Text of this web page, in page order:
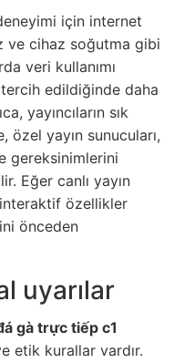
için internet
ve cihaz soğutma gibi
veri kullanımı
edildiğinde daha
yayıncıların sık
özel yayın sunucuları,
gereksinimlerini
Eğer canlı yayın
interaktif özellikler
önceden
uyarılar
gà trực tiếp c1
etik kurallar vardır.